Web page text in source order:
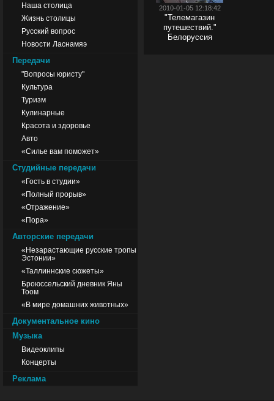
Наша столица
Жизнь столицы
Русский вопрос
Новости Ласнамяэ
Передачи
"Вопросы юристу"
Культура
Туризм
Кулинарные
Красота и здоровье
Авто
«Силье вам поможет»
Студийные передачи
«Гость в студии»
«Полный прорыв»
«Отражение»
«Пора»
Авторские передачи
«Незарастающие русские тропы
Эстонии»
«Таллиннские сюжеты»
Броюссельский дневник Яны
Тоом
«В мире домашних животных»
Документальное кино
Музыка
Видеоклипы
Концерты
Реклама
2010-01-05 12:18:42
"Телемагазин
путешествий."
Белоруссия